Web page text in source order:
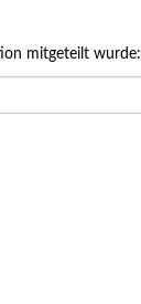
mitgeteilt wurde: